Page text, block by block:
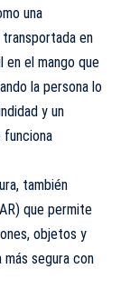
una
en
en el mango que
la persona lo
y un
también
que permite
objetos y
segura con